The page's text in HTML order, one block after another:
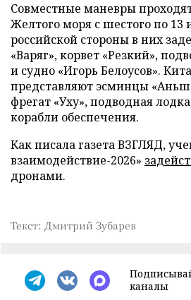
Совместные маневры
Желтого моря с шестого по 13
российской стороны в них
«Варяг», корвет «Резкий»,
и судно «Игорь Белоусов».
представляют эсминцы
фрегат «Уху», подводная
корабли обеспечения.
Как писала газета ВЗГЛЯД,
взаимодействие-2026»
дронами.
Текст: Дмитрий Зубарев
каналы